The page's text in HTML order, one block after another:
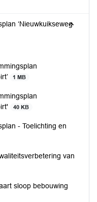
‘Nieuwkuikseweg
1 MB
40 KB
- Toelichting en
van
sloop bebouwing